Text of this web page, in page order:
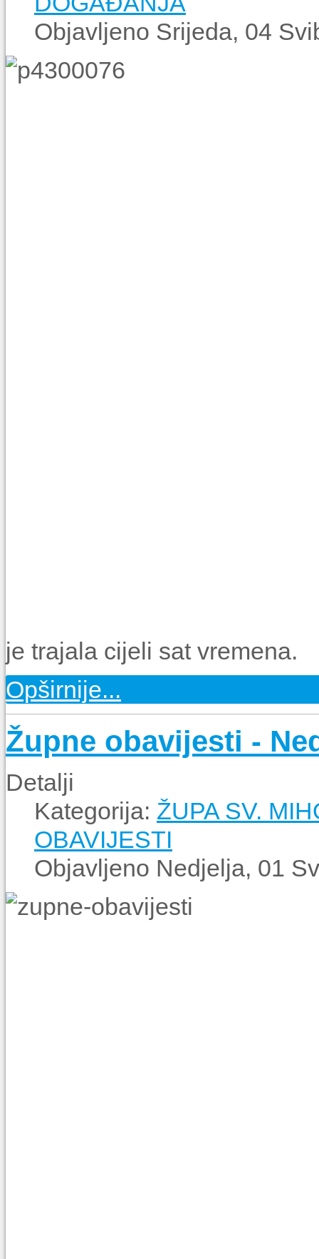
Objavljeno Srijeda, 04
je trajala cijeli sat vremena.
Opširnije...
Župne obavijesti -
Detalji
Kategorija: ŽUPA SV.
OBAVIJESTI
Objavljeno Nedjelja, 01